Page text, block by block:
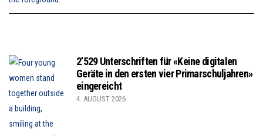
2’529 Unterschriften für «Keine digitalen
Geräte in den ersten vier Primarschuljahren»
eingereicht
4. AUGUST 2026